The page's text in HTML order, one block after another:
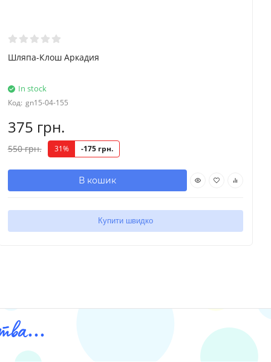
Шляпа-Клош Аркадия
In stock
Код: gn15-04-155
375 грн.
550 грн. 31% -175 грн.
В кошик
Купити швидко